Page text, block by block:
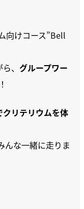
向けコース”Bell
、 グループワー
クリテリウムを体
んな一緒に走りま